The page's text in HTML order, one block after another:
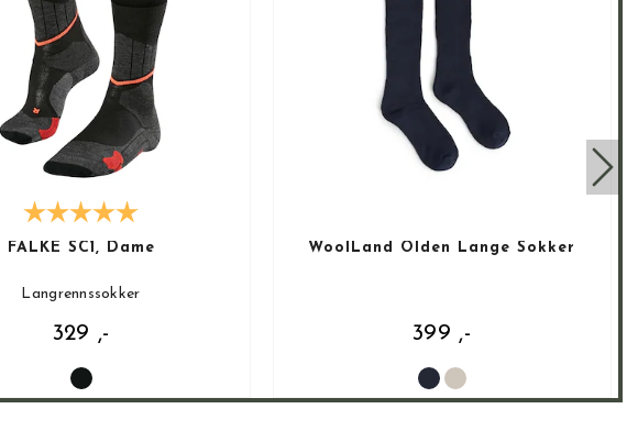
FALKE SC1, Dame
Langrennssokker
329 ,-
WoolLand Olden Lange Sokker
399 ,-